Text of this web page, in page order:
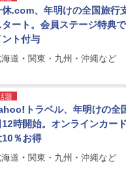
休.com、年明けの全国旅行
タート。会員ステージ特典
ント付与
道・関東・九州・沖縄など
題
トラベル、年明けの全
12時開始。オンラインカー
10％お得
道・関東・九州・沖縄など